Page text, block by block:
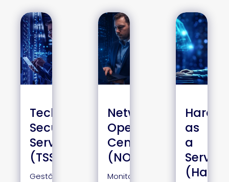
Technical
Security
Services
(TSS)
Gestão
Network
Operations
Center
(NOC)
Monitoramento
as
a
Service
(HaaS)